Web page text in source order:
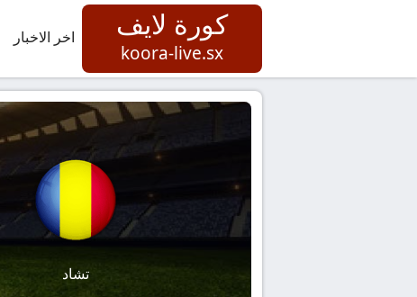
كورة لايف
koora-live.sx
اخر الاخبار
تشاد